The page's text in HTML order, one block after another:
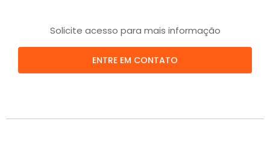
Solicite acesso para mais informação
ENTRE EM CONTATO